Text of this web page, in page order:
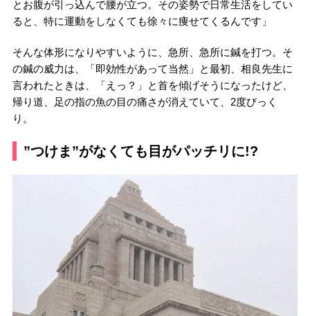
とお腹が引っ込んで腰が立つ。その姿勢で日常生活をしてい
ると、特に運動をしなくても徐々に痩せてくるんです」
そんな体形になりやすいように、急所、急所に鍼を打つ。そ
の鍼の威力は、「即効性があって当然」と最初、相良先生に
言われたときは、「えっ？」と首を傾げそうになったけど、
帰り道、足の指の魚の目の痛さが消えていて、2度びっく
り。
”つけま”がなくても目がパッチリに!?